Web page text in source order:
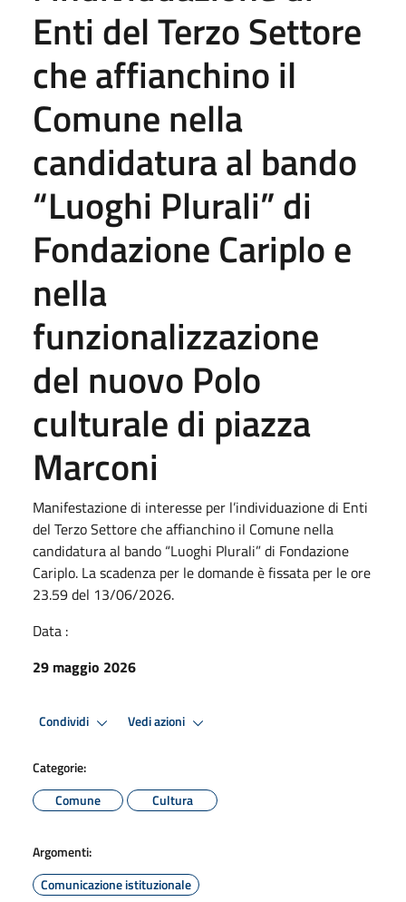
Enti del Terzo Settore
che affianchino il
Comune nella
candidatura al bando
“Luoghi Plurali” di
Fondazione Cariplo e
nella
funzionalizzazione
del nuovo Polo
culturale di piazza
Marconi
Manifestazione di interesse per l’individuazione di Enti
del Terzo Settore che affianchino il Comune nella
candidatura al bando “Luoghi Plurali” di Fondazione
Cariplo. La scadenza per le domande è fissata per le ore
23.59 del 13/06/2026.
Data :
29 maggio 2026
Condividi Vedi azioni
Categorie:
Comune
Cultura
Argomenti:
Comunicazione istituzionale